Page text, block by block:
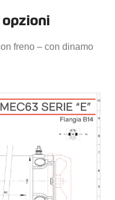
freno – con dinamo